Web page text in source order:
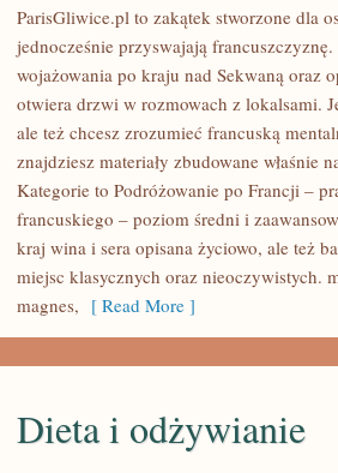
FRANCJA
POCZĄTKUJĄCYCH
ParisGliwice.pl to zakątek stworzone dla
jednocześnie przyswajają
wojażowania po kraju nad Sekwaną oraz
otwiera drzwi w rozmowach z lokalsami.
ale też chcesz zrozumieć francuską
znajdziesz materiały zbudowane właśnie
Kategorie to Podróżowanie po Francji –
francuskiego – poziom średni i
kraj wina i sera opisana życiowo, ale też
miejsc klasycznych oraz nieoczywistych.
magnes, [ Read More ]
Dieta i odżywianie